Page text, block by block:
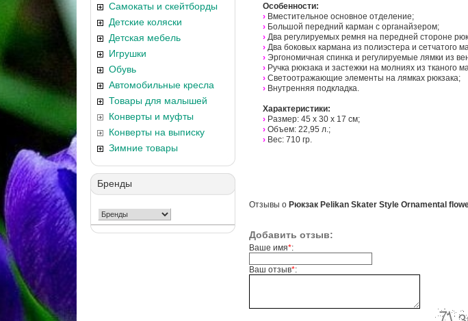
Самокаты и скейтборды
Детские коляски
Детская мебель
Игрушки
Обувь
Автомобильные кресла
Товары для малышей
Конверты и муфты
Конверты на выписку
Зимние товары
Бренды
Особенности:
› Вместительное основное отделение;
› Большой передний карман с органайзером;
› Два регулируемых ремня на передней стороне
› Два боковых кармана из полиэстера и сетчатого
› Эргономичная спинка и регулируемые лямки из
› Ручка рюкзака и застежки на молниях из тканого
› Светоотражающие элементы на лямках рюкзака;
› Внутренняя подкладка.
Характеристики:
› Размер: 45 х 30 х 17 см;
› Объем: 22,95 л.;
› Вес: 710 гр.
Отзывы о Рюкзак Pelikan Skater Style Ornamental
Добавить отзыв:
Ваше имя*:
Ваш отзыв*: